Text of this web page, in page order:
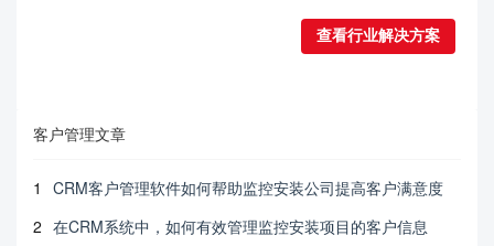
查看行业解决方案
客户管理文章
1
CRM客户管理软件如何帮助监控安装公司提高客户满意度
2 在CRM系统中，如何有效管理监控安装项目的客户信息